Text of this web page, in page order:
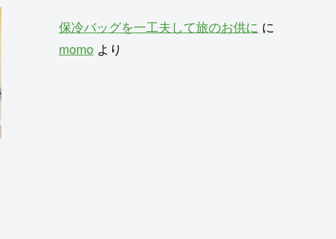
保冷バッグを一工夫して旅のお供に に
momo より